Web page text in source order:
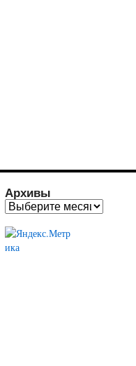
Архивы